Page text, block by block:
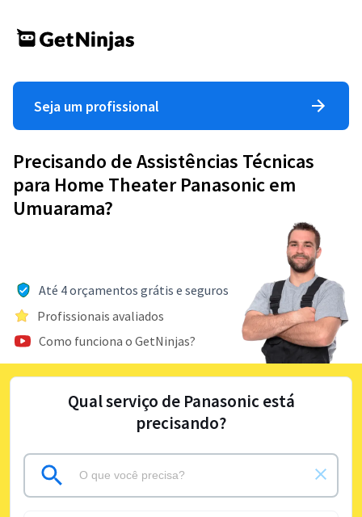
Seja um profissional
Precisando de Assistências Técnicas
para Home Theater Panasonic em
Umuarama?
Até 4 orçamentos grátis e seguros
Profissionais avaliados
Como funciona o GetNinjas?
Qual serviço de Panasonic está
precisando?